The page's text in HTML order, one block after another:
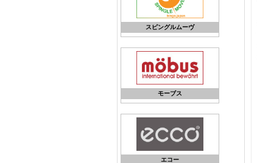
スピングルムーヴ
モーブス
エコー